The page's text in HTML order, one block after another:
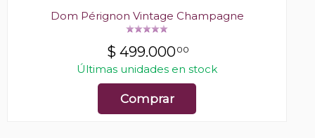
Dom Pérignon Vintage Champagne
$ 499.00000
Últimas unidades en stock
Comprar